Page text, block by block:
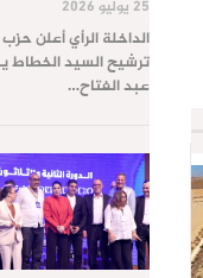
25 يوليو 2026
الداخلة الرأي أعلن
ترشيح السيد الخطاط
عبد الفتاح…